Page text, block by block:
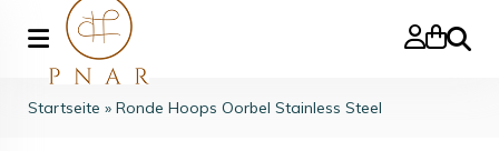
Suche
Startseite » Ronde Hoops Oorbel Stainless Steel